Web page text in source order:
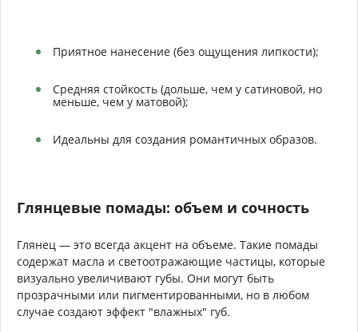
Приятное нанесение (без ощущения липкости);
Средняя стойкость (дольше, чем у сатиновой, но
меньше, чем у матовой);
Идеальны для создания романтичных образов.
Глянцевые помады: объем и сочность
Глянец — это всегда акцент на объеме. Такие помады
содержат масла и светоотражающие частицы, которые
визуально увеличивают губы. Они могут быть
прозрачными или пигментированными, но в любом
случае создают эффект "влажных" губ.